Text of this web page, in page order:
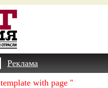
Реклама
with page ''